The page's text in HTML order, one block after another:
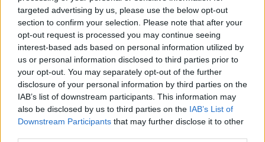
targeted advertising by us, please use the below opt-out
section to confirm your selection. Please note that after your
opt-out request is processed you may continue seeing
interest-based ads based on personal information utilized by
us or personal information disclosed to third parties prior to
your opt-out. You may separately opt-out of the further
disclosure of your personal information by third parties on the
IAB’s list of downstream participants. This information may
also be disclosed by us to third parties on the IAB’s List of
Downstream Participants that may further disclose it to other
visto che si appoggia al mobiletto dove c'è il lavandino.
In pratica la porta forma un angolo di 90° con il frigo: per poter
togliere i ripiani in modo semplice dovrei aprirla di più... quindi
per togliere i ripiani per pulirli e per rimetterli ogni volta sono
sudori. In pratica riesco a toglierli e rimetterli, ma forzando un
po' e ho quindi paura che prima o poi si rompa qualche plastica.
Forse sarà una domanda che non trova risposta, ma c'è
qualcuno che ha lo stesso problema? c'è un qualche trucco che